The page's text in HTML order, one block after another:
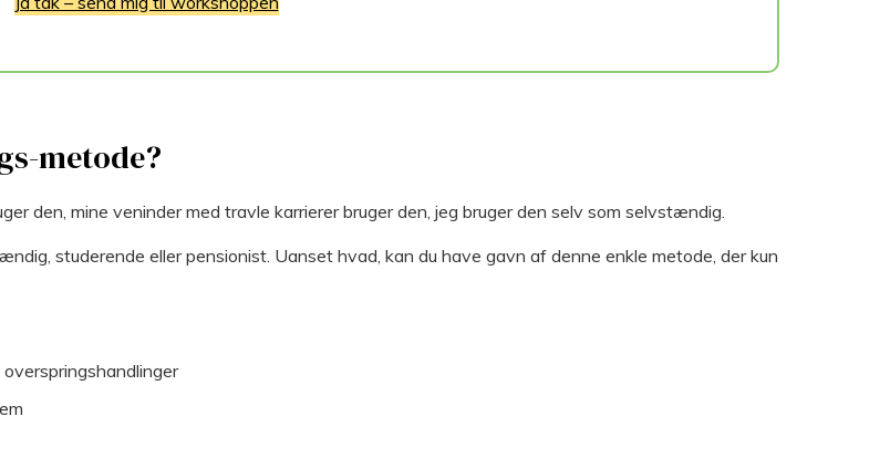
metode?
den, mine veninder med travle karrierer bruger den, jeg bruger den selv som selvstændig.
studerende eller pensionist. Uanset hvad, kan du have gavn af denne enkle metode, der kun